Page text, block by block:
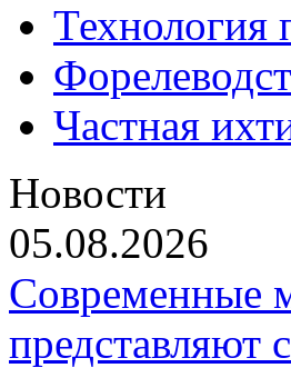
Технология
Частная
Новости
05.08.2026
Современные
представляют